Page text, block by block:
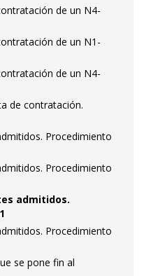
de un N4-
de un N1-
de un N4-
de contratación.
Procedimiento
Procedimiento
admitidos.
Procedimiento
se pone fin al